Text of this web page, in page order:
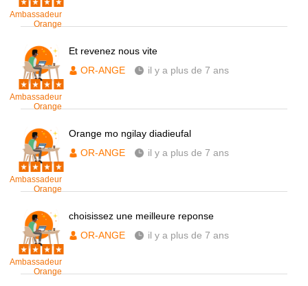
Ambassadeur
Orange
Ambassadeur
Orange
Et revenez nous vite
OR-ANGE
il y a plus de 7 ans
Ambassadeur
Orange
Orange mo ngilay diadieufal
OR-ANGE
il y a plus de 7 ans
Ambassadeur
Orange
choisissez une meilleure reponse
OR-ANGE
il y a plus de 7 ans